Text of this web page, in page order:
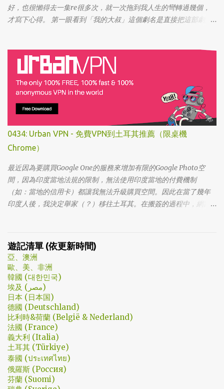
好，也很懶得去一集re很多次，就一次拖到我人生的彎轉過幾個，
才寫下心得。 第一眼看到「我的大叔」這個劇名是直接把這部劇放
不斷，加上面臨了美、日、韓劇的劇荒，個人又特愛喪劇，我硬是
在找出來看了一次…。 不得不說，開頭的辦公室場景，打昆蟲的的情
節和打在代表頭上奇異動畫，讓我以為這是次世代的搞笑辦公室
劇。第一集看完的時候，說真的還真不知道這部劇集要表達什麼 -
因為開頭讓我覺得無厘頭的場景和後續開始步入至安的黑暗世界，
讓我好難入戲。 為什麼要作這飄蟲視角? 為什麼要加這些星星? 所以
當我推這部戲給朋友的時候，我和朋友說一定要撐過第一集，過了
就沒事了… 很可惜的是，當後面我每集都看到落淚的時候，我朋友無
法體會，因為她在第一集就陣亡了。 題外話，整部影集完結後，我
還是在劇荒中，再重看第一集，意外的覺得發現角色們的另外一
面。像是大叔上班時原來是講冷笑話的高手；至安那張毫無感情的
臉，讓人恐懼；另外大叔老婆偷情偷的天經地義，無負擔，也讓我
嚇到。 看這鏡頭有時候都不知道老婆怎麼會回心轉意。 如同版友們
劇了；接著至安把都俊永代表玩弄掌心的談判…這倒底是怎麼樣風格
的劇集，難倒是推理劇嗎? 但是主角三兄弟與媽媽的鬥嘴，這不應該
是家庭劇嗎? 說到家庭劇，這部劇我第一個哭點和男女主角無關，而
是在大哥被罵，媽媽放下便當離開，之後對他微笑的那場戲。然後
我知道，我放不下這部劇了。 但這編劇藥下的好猛，同一集還不肯
放手。結尾細節就不說了，硬是收的漂亮 - 這麼棒的劇才第四集，
不禁讓我倍感期待，也開始每週期待上演的時間。 還加了Prison
Break的梗，剛好我就是PB的劇迷呀!!! 這應該是很感人的橋段，但怎
麼腦海中覺得奶奶好像和ET一樣要飛往月球了… 看到這的時候只覺
得大叔身體真是好，我應該已經無法揹著媽...
0434: Urban VPN - 免費VPN到土耳其推薦（限桌機
Chrome）
最近因為要購買Google One的服務來增加有限的Google Photo空
間，因為印度當地法規的限制，無法使用印度當地的付費機制
（如：當地的信用卡）都讓我無法升級購買空間。因此在當了幾年
印度人後，我決定舉家（？）移往土耳其。在搬簽的過程中，網路
期了… 在花了幾個小時試了一下，目前與大家推薦的是Urban VPN
遊記清單 (依更新時間)
亞、澳洲
歐、美、非洲
韓國 (대한민국)
埃及 (مصر)
日本 (日本国)
德國 (Deutschland)
比利時&荷蘭 (België & Nederland)
法國 (France)
義大利 (Italia)
土耳其 (Türkiye)
泰國 (ประเทศไทย)
俄羅斯 (Россия)
芬蘭 (Suomi)